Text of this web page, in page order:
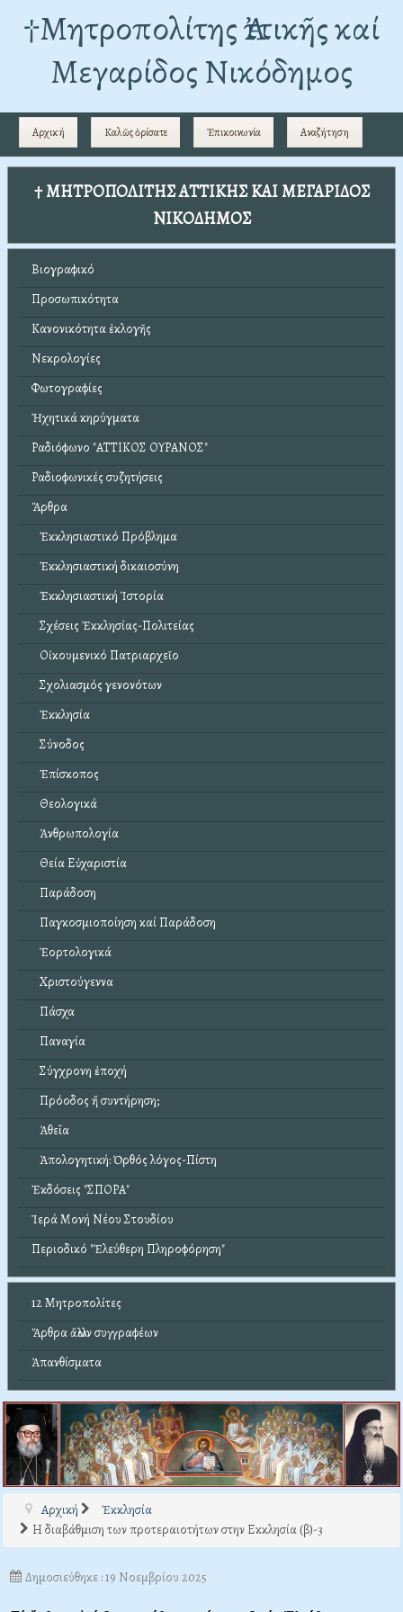
†Mητροπολίτης Ἀττικῆς καί
Μεγαρίδος Νικόδημος
Αρχική Καλῶς ὁρίσατε Ἐπικοινωνία Αναζήτηση
† ΜΗΤΡΟΠΟΛΙΤΗΣ ΑΤΤΙΚΗΣ ΚΑΙ ΜΕΓΑΡΙΔΟΣ
ΝΙΚΟΔΗΜΟΣ
Βιογραφικό
Προσωπικότητα
Κανονικότητα ἐκλογῆς
Νεκρολογίες
Φωτογραφίες
Ἠχητικά κηρύγματα
Ραδιόφωνο "ΑΤΤΙΚΟΣ ΟΥΡΑΝΟΣ"
Ραδιοφωνικές συζητήσεις
Ἄρθρα
Ἐκκλησιαστικό Πρόβλημα
Ἐκκλησιαστική δικαιοσύνη
Ἐκκλησιαστική Ἱστορία
Σχέσεις Ἐκκλησίας-Πολιτείας
Οἰκουμενικό Πατριαρχεῖο
Σχολιασμός γενονότων
Ἐκκλησία
Σύνοδος
Ἐπίσκοπος
Θεολογικά
Ἀνθρωπολογία
Θεία Εὐχαριστία
Παράδοση
Παγκοσμιοποίηση καί Παράδοση
Ἑορτολογικά
Χριστούγεννα
Πάσχα
Παναγία
Σύγχρονη ἐποχή
Πρόοδος ἤ συντήρηση;
Ἀθεΐα
Ἀπολογητική: Ὀρθός λόγος-Πίστη
Ἐκδόσεις "ΣΠΟΡΑ"
Ἱερά Μονή Νέου Στουδίου
Περιοδικό "Ἐλεύθερη Πληροφόρηση"
12 Μητροπολίτες
Ἄρθρα ἄλλων συγγραφέων
Ἀπανθίσματα
Αρχική
Ἐκκλησία
Η διαβάθμιση των προτεραιοτήτων στην Εκκλησία (β)-3
Δημοσιεύθηκε : 19 Νοεμβρίου 2025